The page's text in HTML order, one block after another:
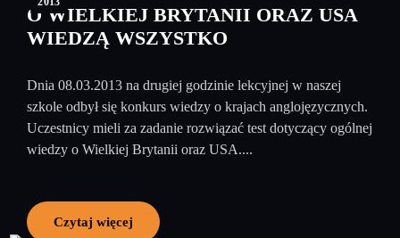
O WIELKIEJ BRYTANII ORAZ USA
WIEDZĄ WSZYSTKO
Dnia 08.03.2013 na drugiej godzinie lekcyjnej w naszej
szkole odbył się konkurs wiedzy o krajach anglojęzycznych.
Uczestnicy mieli za zadanie rozwiązać test dotyczący ogólnej
wiedzy o Wielkiej Brytanii oraz USA....
Czytaj więcej